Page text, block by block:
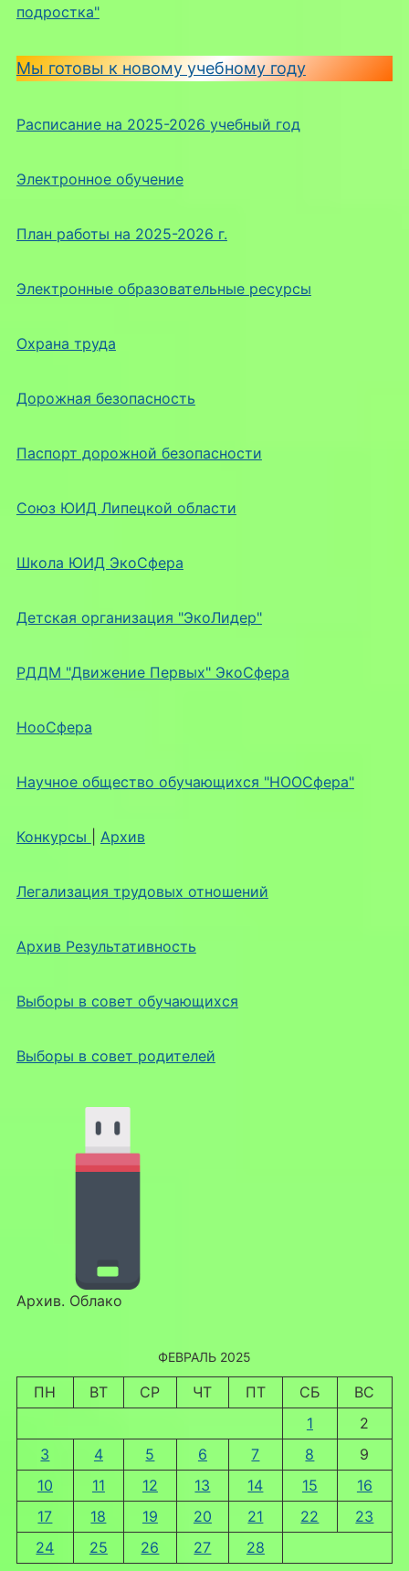
подростка"
Мы готовы к новому учебному году
Расписание на 2025-2026 учебный год
Электронное обучение
План работы на 2025-2026 г.
Электронные образовательные ресурсы
Охрана труда
Дорожная безопасность
Паспорт дорожной безопасности
Союз ЮИД Липецкой области
Школа ЮИД ЭкоСфера
Детская организация "ЭкоЛидер"
РДДМ "Движение Первых" ЭкоСфера
НооСфера
Научное общество обучающихся "НООСфера"
Конкурсы Архив
Легализация трудовых отношений
Архив Результативность
Выборы в совет обучающихся
Выборы в совет родителей
Архив. Облако
ФЕВРАЛЬ 2025
ПН ВТ СР ЧТ ПТ СБ
ВС
1
2
3
4 5 6 7 8
9
10
11 12 13 14 15
16
17
18 19 20 21 22
23
24
25 26 27 28